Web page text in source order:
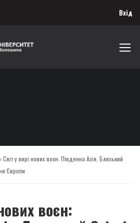
Вхід
Світ у вирі нових воєн: Південна Азія, Близький
Європи
воєн: